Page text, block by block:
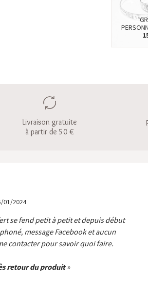
Livraison gratuite
à partir de 50 €
01/2024
se fend petit à petit et depuis début
message Facebook et aucun
contacter pour savoir quoi faire.
retour du produit